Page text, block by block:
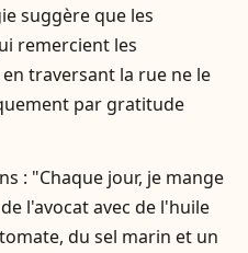
suggère que les
remercient les
traversant la rue ne le
par gratitude
: "Chaque jour, je mange
l'avocat avec de l'huile
du sel marin et un